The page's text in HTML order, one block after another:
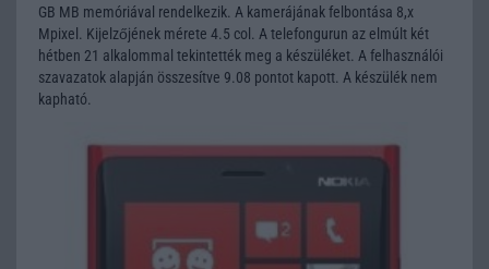
GB MB memóriával rendelkezik. A kamerájának felbontása 8,x
Mpixel. Kijelzőjének mérete 4.5 col. A telefongurun az elmúlt két
hétben 21 alkalommal tekintették meg a készüléket. A felhasználói
szavazatok alapján összesítve 9.08 pontot kapott. A készülék nem
kapható.